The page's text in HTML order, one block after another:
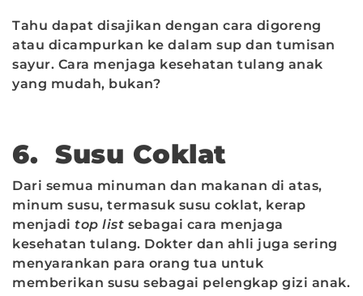
Tahu dapat disajikan dengan cara digoreng
atau dicampurkan ke dalam sup dan tumisan
sayur. Cara menjaga kesehatan tulang anak
yang mudah, bukan?
6. Susu Coklat
Dari semua minuman dan makanan di atas,
minum susu, termasuk susu coklat, kerap
menjadi top list sebagai cara menjaga
kesehatan tulang. Dokter dan ahli juga sering
menyarankan para orang tua untuk
memberikan susu sebagai pelengkap gizi anak.